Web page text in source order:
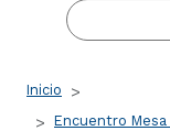
Ruta de
Inicio
Encuentro